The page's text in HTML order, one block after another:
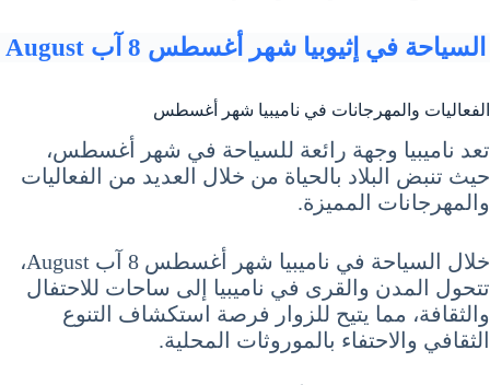
السياحة في إثيوبيا شهر أغسطس 8 آب August
الفعاليات والمهرجانات في ناميبيا شهر أغسطس
تعد ناميبيا وجهة رائعة للسياحة في شهر أغسطس،
حيث تنبض البلاد بالحياة من خلال العديد من الفعاليات
والمهرجانات المميزة.
خلال السياحة في ناميبيا شهر أغسطس 8 آب August،
تتحول المدن والقرى في ناميبيا إلى ساحات للاحتفال
والثقافة، مما يتيح للزوار فرصة استكشاف التنوع
الثقافي والاحتفاء بالموروثات المحلية.